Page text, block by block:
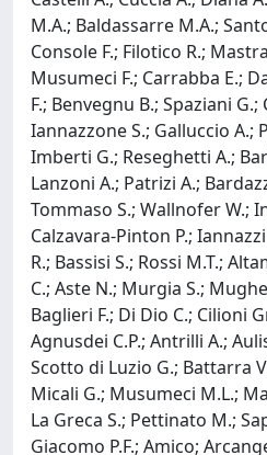
M.A.; Baldassarre M.A.;
Console F.; Filotico R.;
Musumeci F.; Carrabba E.;
F.; Benvegnu B.; Spaziani G.;
Iannazzone S.; Galluccio A.;
Imberti G.; Reseghetti A.;
Lanzoni A.; Patrizi A.;
Tommaso S.; Wallnofer W.;
Calzavara-Pinton P.;
R.; Bassisi S.; Rossi M.T.;
C.; Aste N.; Murgia S.;
Baglieri F.; Di Dio C.; Cilioni
Agnusdei C.P.; Antrilli A.;
Scotto di Luzio G.; Battarra
Micali G.; Musumeci M.L.;
La Greca S.; Pettinato M.;
Giacomo P.F.; Amico;